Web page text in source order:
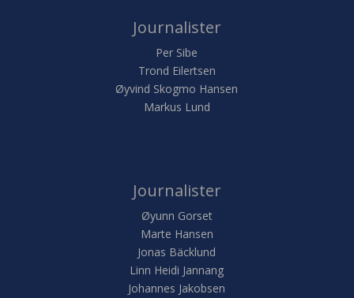
Journalister
Per Sibe
Trond Eilertsen
Øyvind Skogmo Hansen
Markus Lund
Journalister
Øyunn Gorset
Marte Hansen
Jonas Bäcklund
Linn Heidi Jannang
Johannes Jakobsen